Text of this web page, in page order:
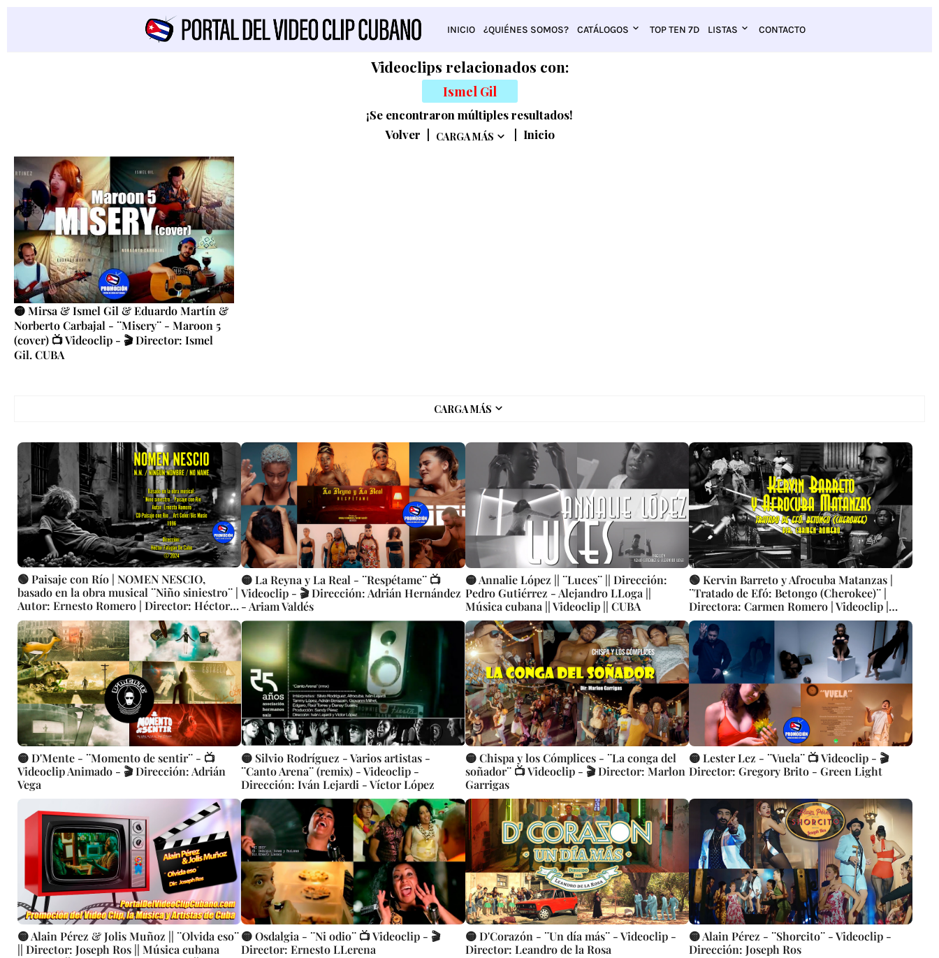
INICIO ¿QUIÉNES SOMOS? CATÁLOGOS TOP TEN 7D LISTAS CONTACTO
Videoclips relacionados con:
Ismel Gil
¡Se encontraron múltiples resultados!
Volver
CARGA MÁS Inicio
🟡 Mirsa & Ismel Gil & Eduardo Martín &
Norberto Carbajal - ¨Misery¨ - Maroon 5
(cover) 📺 Videoclip - 🎬 Director: Ismel
Gil. CUBA
CARGA MÁS
🟢 Paisaje con Río | NOMEN NESCIO,
basado en la obra musical ¨Niño siniestro¨ |
Autor: Ernesto Romero | Director: Héctor
Falagán De Cabo | Videoclip | Música Pop
Rock Cubana | Artistas Cubanos |
Instrumental | CUBA
🟡 La Reyna y La Real - ¨Respétame¨ 📺
Videoclip - 🎬 Dirección: Adrián Hernández
- Ariam Valdés
🟡 Annalie López || ¨Luces¨ || Dirección:
Pedro Gutiérrez - Alejandro LLoga ||
Música cubana || Videoclip || CUBA
🟢 Kervin Barreto y Afrocuba Matanzas |
¨Tratado de Efó: Betongo (Cherokee)¨ |
Directora: Carmen Romero | Videoclip |
Música Popular Bailable Cubana | Rumba |
Artistas Cubanos | Canción | CUBA
🟡 D'Mente - ¨Momento de sentir¨ - 📺
Videoclip Animado - 🎬 Dirección: Adrián
Vega
🟡 Silvio Rodríguez - Varios artistas -
¨Canto Arena¨ (remix) - Videoclip -
Dirección: Iván Lejardi - Víctor López
🟡 Chispa y los Cómplices - ¨La conga del
soñador¨ 📺 Videoclip - 🎬 Director: Marlon
Garrigas
🟡 Lester Lez - ¨Vuela¨ 📺 Videoclip - 🎬
Director: Gregory Brito - Green Light
🟡 Alain Pérez & Jolis Muñoz || ¨Olvida eso¨
|| Director: Joseph Ros || Música cubana
🟡 Osdalgia - ¨Ni odio¨ 📺 Videoclip - 🎬
Director: Ernesto LLerena
🟡 D'Corazón - ¨Un día más¨ - Videoclip -
Director: Leandro de la Rosa
🟡 Alain Pérez - ¨Shorcito¨ - Videoclip -
Dirección: Joseph Ros